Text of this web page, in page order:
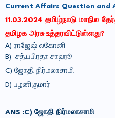
Current Affairs Question and
11.03.2024 தமிழ்நாடு மாநில
தமிழக அரசு உத்தரவிட்டுள்ளது?
A) ராஜேஷ் லகோனி
B)
சத்யபிரதா சாஹூ
C) ஜோதி நிர்மலாசாமி
D) பழனிகுமார்
ANS :C) ஜோதி நிர்மலாசாமி